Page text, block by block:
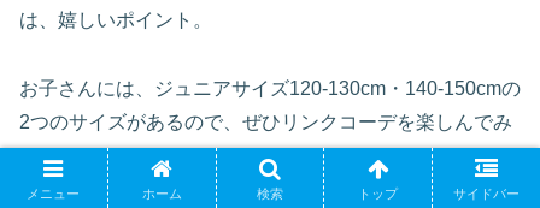
は、嬉しいポイント。
お子さんには、ジュニアサイズ120-130cm・140-150cmの
2つのサイズがあるので、ぜひリンクコーデを楽しんでみ
てくださいね!
メニュー ホーム 検索 トップ サイドバー